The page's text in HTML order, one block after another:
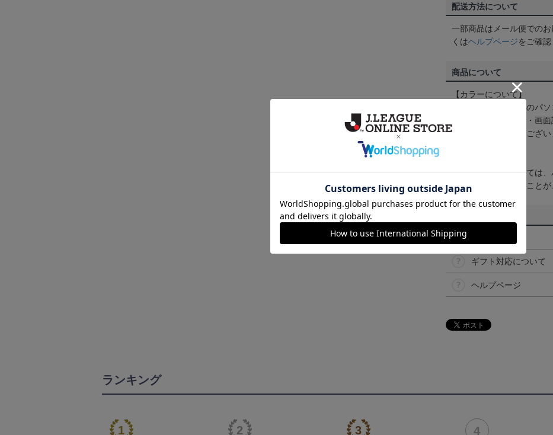
配送方法について
一部商品はメール便での
くはヘルプページをご確認
商品について
【カラーについて】
商品画像は、お使いのパ
ンのメーカー・機種・画
なって見える場合がござい
取り扱い商品によっては
予告なく変更になることが
ギフト対応について
ヘルプページ
ランキング